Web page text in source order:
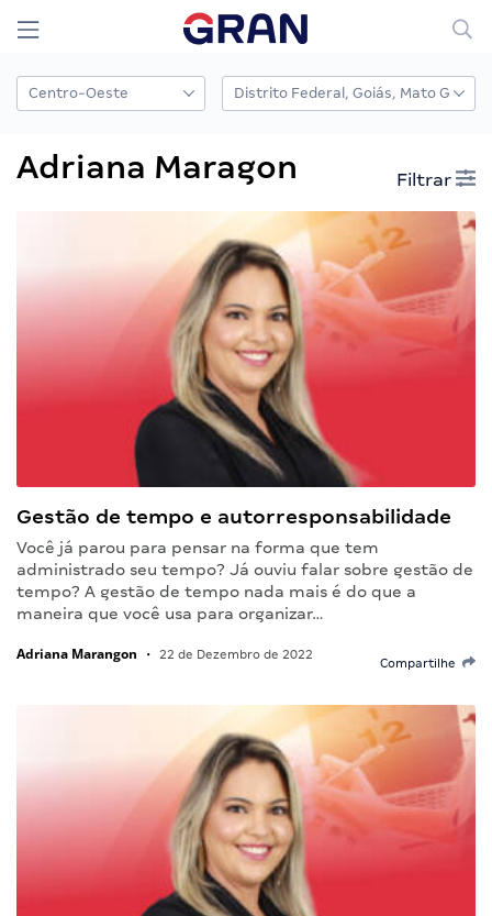
Adriana Maragon Filtrar
Gestão de tempo e autorresponsabilidade
Você já parou para pensar na forma que tem
administrado seu tempo? Já ouviu falar sobre gestão de
tempo? A gestão de tempo nada mais é do que a
maneira que você usa para organizar…
Adriana Marangon • 22 de Dezembro de 2022
Compartilhe